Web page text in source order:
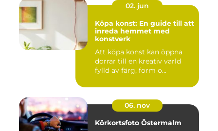
02. jun
Köpa konst: En guide till att
inreda hemmet med
konstverk
Att köpa konst kan öppna
dörrar till en kreativ värld
fylld av färg, form o...
06. nov
Körkortsfoto Östermalm